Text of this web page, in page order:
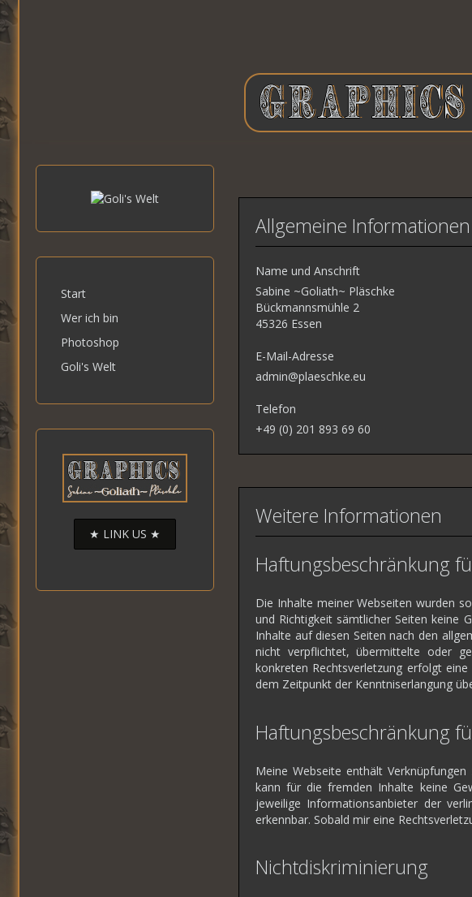
Start
Wer ich bin
Photoshop
Goli's Welt
★ LINK US ★
Allgemeine Informationen
Name und Anschrift
Sabine ~Goliath~ Pläschke
Bückmannsmühle 2
45326 Essen
E-Mail-Adresse
admin@plaeschke.eu
Telefon
+49 (0) 201 893 69 60
Weitere Informationen
Haftungsbeschränkung
Die Inhalte meiner Webseiten wurden
und Richtigkeit sämtlicher Seiten keine
Inhalte auf diesen Seiten nach den
nicht verpflichtet, übermittelte oder
konkreten Rechtsverletzung erfolgt
dem Zeitpunkt der Kenntniserlangung
Haftungsbeschränkung
Meine Webseite enthält
kann für die fremden Inhalte keine
jeweilige Informationsanbieter der
erkennbar. Sobald mir eine
Nichtdiskriminierung